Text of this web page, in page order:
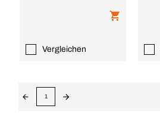
Vergleichen
1